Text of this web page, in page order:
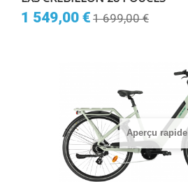
1 549,00 € 1 699,00 €
Aperçu rapide